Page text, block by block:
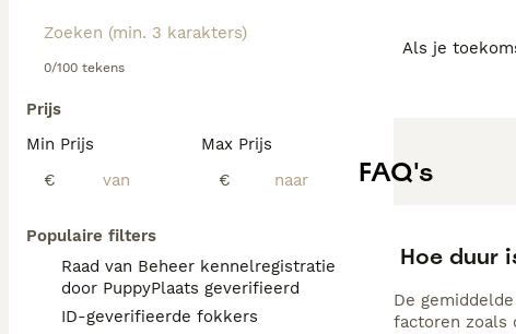
0/100 tekens
Prijs
Min Prijs
€
Max Prijs
€
Populaire filters
Raad van Beheer kennelregistratie
door PuppyPlaats geverifieerd
ID-geverifieerde fokkers
Als je
FAQ's
Hoe duur
De
factoren zoals